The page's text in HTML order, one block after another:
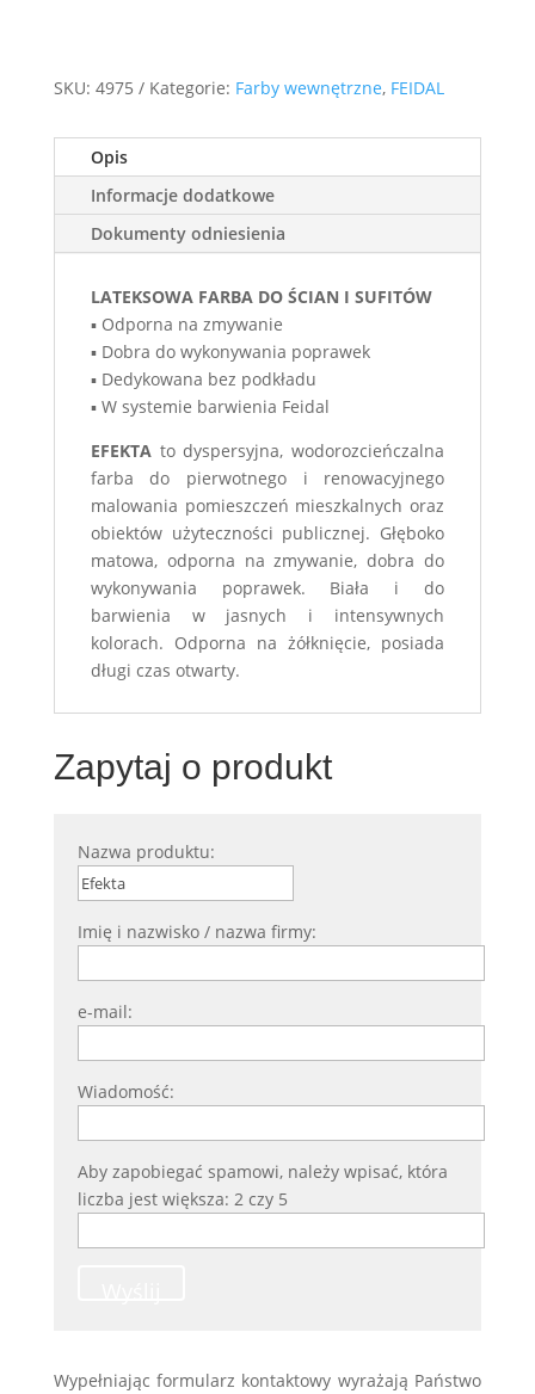
SKU: 4975 Kategorie: Farby wewnętrzne, FEIDAL
Opis
Informacje dodatkowe
Dokumenty odniesienia
LATEKSOWA FARBA DO ŚCIAN I SUFITÓW
▪ Odporna na zmywanie
▪ Dobra do wykonywania poprawek
▪ Dedykowana bez podkładu
▪ W systemie barwienia Feidal
EFEKTA to dyspersyjna, wodorozcieńczalna
farba do pierwotnego i renowacyjnego
malowania pomieszczeń mieszkalnych oraz
obiektów użyteczności publicznej. Głęboko
matowa, odporna na zmywanie, dobra do
wykonywania poprawek. Biała i do
barwienia w jasnych i intensywnych
kolorach. Odporna na żółknięcie, posiada
długi czas otwarty.
Zapytaj o produkt
Nazwa produktu:
Imię i nazwisko / nazwa firmy:
e-mail:
Wiadomość:
Aby zapobiegać spamowi, należy wpisać, która
liczba jest większa: 2 czy 5
Wypełniając formularz kontaktowy wyrażają Państwo